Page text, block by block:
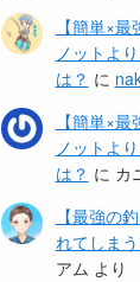
【簡単×
ノットよ
は？ に
【簡単×
ノットよ
は？ に カ
【最強の
れてしま
アム より